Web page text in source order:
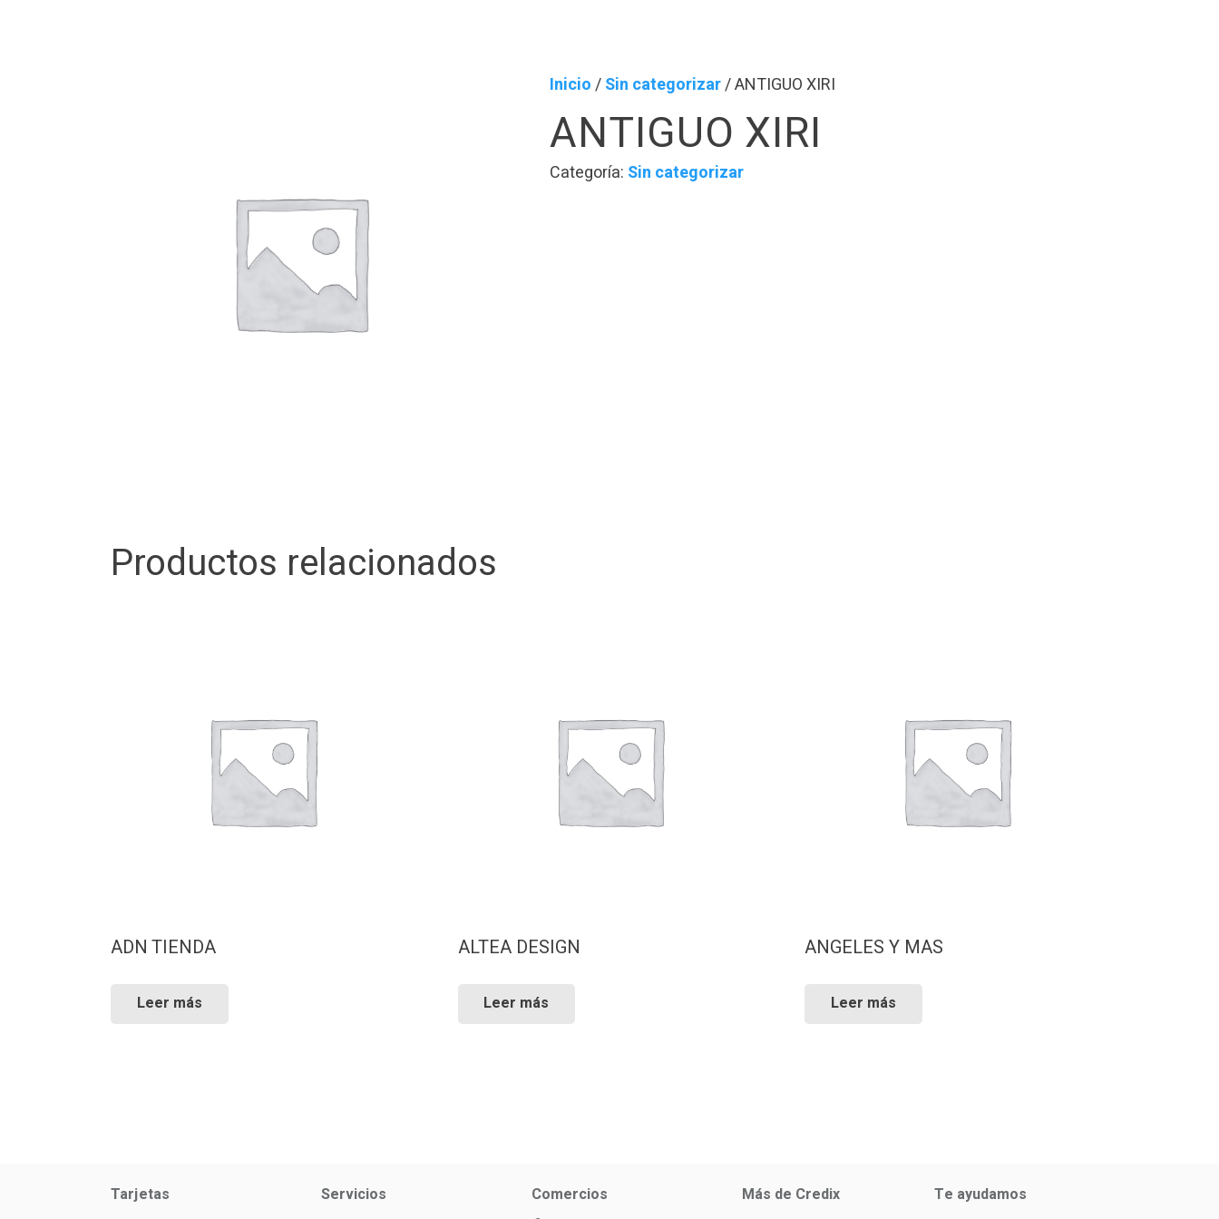
Inicio/Sin categorizar/ ANTIGUO XIRI
ANTIGUO XIRI
Categoría: Sin categorizar
Productos relacionados
ADN TIENDA
Leer más
ALTEA DESIGN
Leer más
ANGELES Y MAS
Leer más
Tarjetas
Servicios
Comercios
Más de Credix
Te ayudamos